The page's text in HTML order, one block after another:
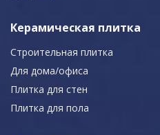
Керамическая плитка
Строительная плитка
Для дома/офиса
Плитка для стен
Плитка для пола